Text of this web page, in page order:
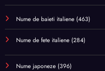
Nume de baieti italiene (463)
Nume de fete italiene (284)
Nume japoneze (396)